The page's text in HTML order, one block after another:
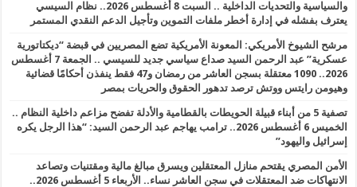
والسياسية والتحديات الداخلية .. السبت 8 أغسطس 2026.. نظام السيسي
يعترف بفشله في إدارة أخطر ملفات التموين وتأجيل الدعم النقدي المستمر
مرشح الشيوخ الأمريكي: المعونة الأمريكية تضع المصريين في قبضة “ديكتاتورية
عسكرية” عبد الرحمن السيد صداع سياسي جديد للسيسي .. الجمعة 7 أغسطس
2026.. 1090 معتقلة بسجن العاشر من رمضان و47 فقط ينفذن أحكامًا قضائية
وهيومن رايتس ووتش ترصد تدهور الحقوق والحريات بمصر
تصفية 5 من أبناء قبيلة الحويطات بالقطامية والأدلة تفضح مزاعم داخلية النظام ..
الخميس 6 أغسطس 2026.. ترامب يهاجم عبد الرحمن السيد: “هذا الرجل يكره
إسرائيل واليهود”
الأمن المصري يقتحم منازل المعتقلين ويسرق مبالغ مالية ومقتنيات وتصاعد
الانتهاكات ضد المعتقلات في سجن العاشر نساء.. الأربعاء 5 أغسطس 2026..